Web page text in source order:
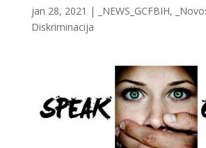
jan 28, 2021 | _NEWS_GCFBIH,
Diskriminacija